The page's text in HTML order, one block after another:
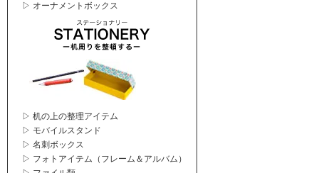
▷ オーナメントボックス
▷ 机の上の整理アイテム
▷ モバイルスタンド
▷ 名刺ボックス
▷ フォトアイテム（フレーム＆アルバム）